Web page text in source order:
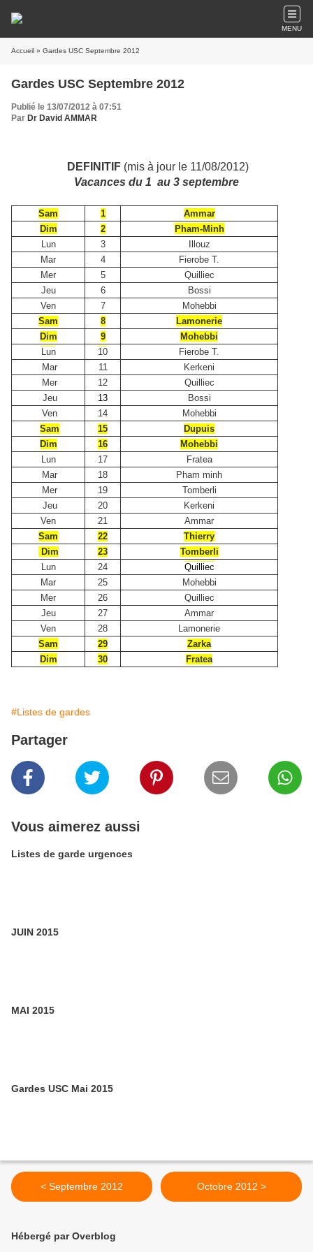
MENU
Accueil » Gardes USC Septembre 2012
Gardes USC Septembre 2012
Publié le 13/07/2012 à 07:51
Par Dr David AMMAR
DEFINITIF (mis à jour le 11/08/2012)
Vacances du 1 au 3 septembre
Sam 1
Ammar
Dim
2
Pham-Minh
Lun
3
Illouz
Mar
4
Fierobe T.
Mer
5
Quilliec
Jeu
6
Bossi
Ven
7
Mohebbi
Sam
8
Lamonerie
Dim
9
Mohebbi
Lun
10
Fierobe T.
Mar
11
Kerkeni
Mer
12
Quilliec
Jeu
13
Bossi
Ven
14
Mohebbi
Sam
15
Dupuis
Dim
16
Mohebbi
Lun
17
Fratea
Mar
18
Pham minh
Mer
19
Tomberli
Jeu
20
Kerkeni
Ven
21
Ammar
Sam
22
Thierry
Dim
23
Tomberli
Lun
24
Quilliec
Mar
25
Mohebbi
Mer
26
Quilliec
Jeu
27
Ammar
Ven
28
Lamonerie
Sam
29
Zarka
Dim
30 Fratea
#Listes de gardes
Partager
Vous aimerez aussi
Listes de garde urgences
JUIN 2015
MAI 2015
Gardes USC Mai 2015
< Septembre 2012 Octobre 2012 >
Hébergé par Overblog